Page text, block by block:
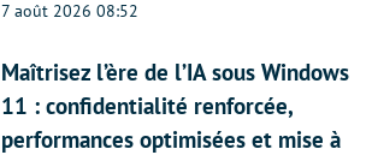
7 août 2026 08:52
Maîtrisez l’ère de l’IA sous Windows
11 : confidentialité renforcée,
performances optimisées et mise à